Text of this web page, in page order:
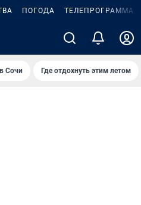
ПОГОДА ТЕЛЕПРОГРАММА
Сочи Где отдохнуть этим летом